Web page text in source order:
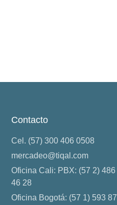
Contacto
Cel. (57) 300 406 0508
mercadeo@tiqal.com
Oficina Cali: PBX: (57 2) 486
46 28
Oficina Bogotá: (57 1) 593 87